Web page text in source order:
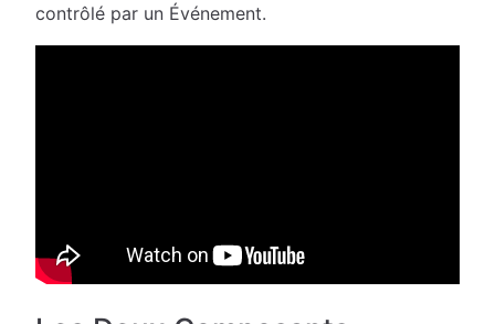
contrôlé par un Événement.